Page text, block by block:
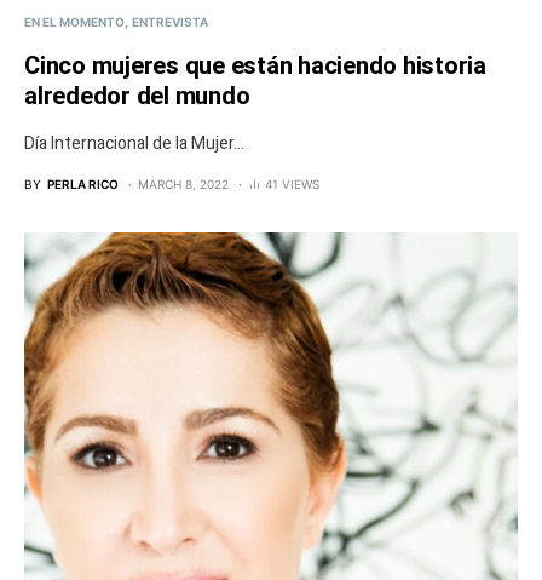
EN EL MOMENTO ENTREVISTA
Cinco mujeres que están haciendo historia
alrededor del mundo
Día Internacional de la Mujer...
BY PERLA RICO MARCH 8, 2022 41 VIEWS